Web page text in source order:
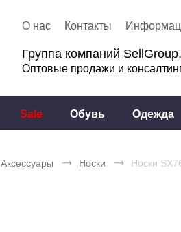
О нас Контакты
Группа компаний
Оптовые продажи и
Sale Обувь Одежда
Аксессуары Носки Носки